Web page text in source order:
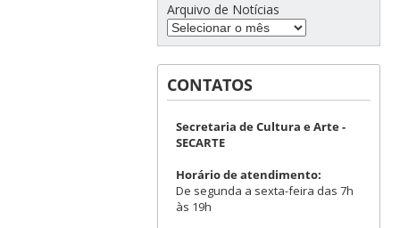
Arquivo de Notícias
CONTATOS
Secretaria de Cultura e Arte -
SECARTE
Horário de atendimento:
De segunda a sexta-feira das 7h
às 19h